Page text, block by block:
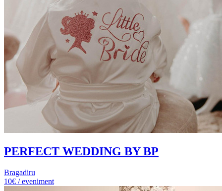
PERFECT WEDDING BY BP
Bragadiru
10€ / eveniment